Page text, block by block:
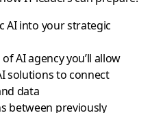
AI into your strategic
AI agency you’ll allow
solutions to connect
data
between previously